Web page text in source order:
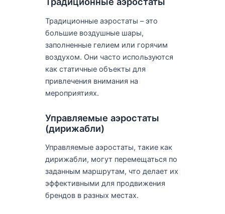
Традиционные аэростаты – это
большие воздушные шары,
заполненные гелием или горячим
воздухом. Они часто используются
как статичные объекты для
привлечения внимания на
мероприятиях.
Управляемые аэростаты
(дирижабли)
Управляемые аэростаты, такие как
дирижабли, могут перемещаться по
заданным маршрутам, что делает их
эффективными для продвижения
брендов в разных местах.